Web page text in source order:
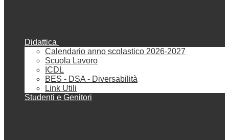
Didattica
Calendario anno scolastico 2026-2027
Scuola Lavoro
ICDL
BES - DSA - Diversabilità
Link Utili
Studenti e Genitori